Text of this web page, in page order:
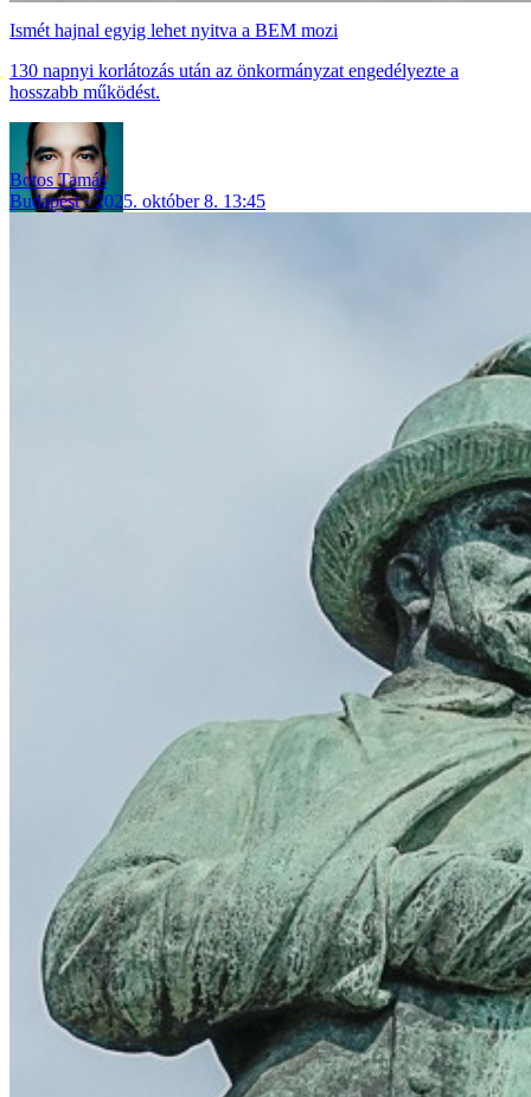
Ismét hajnal egyig lehet nyitva a BEM mozi
130 napnyi korlátozás után az önkormányzat engedélyezte a
hosszabb működést.
Botos Tamás
Budapest
2025. október 8. 13:45